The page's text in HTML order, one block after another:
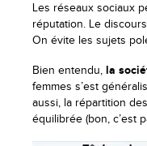
Les réseaux sociaux
réputation. Le
On évite les sujets
Bien entendu, la
femmes s’est
aussi, la répartition
équilibrée (bon, c’est